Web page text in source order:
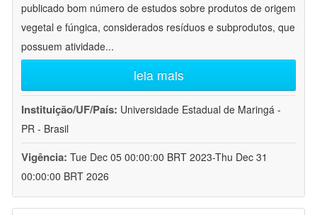
publicado bom número de estudos sobre produtos de origem
vegetal e fúngica, considerados resíduos e subprodutos, que
possuem atividade...
leia mais
Instituição/UF/País: Universidade Estadual de Maringá -
PR - Brasil
Vigência: Tue Dec 05 00:00:00 BRT 2023-Thu Dec 31
00:00:00 BRT 2026